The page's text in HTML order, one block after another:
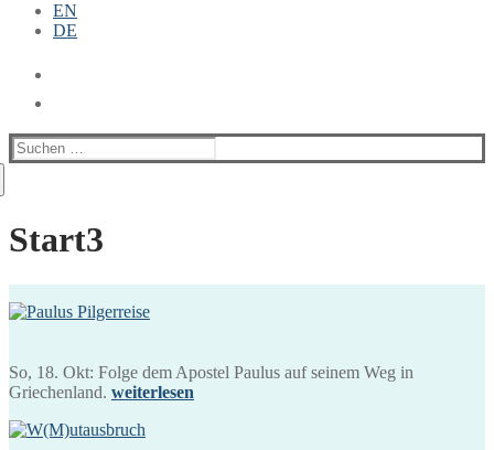
EN
DE
Suchen
nach:
Start3
So, 18. Okt: Folge dem Apostel Paulus auf seinem Weg in
Griechenland. weiterlesen